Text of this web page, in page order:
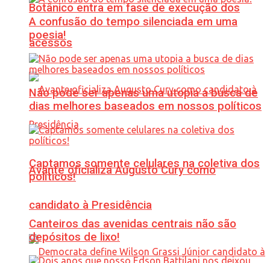
Botânico entra em fase de execução dos
acessos
Avante oficializa Augusto Cury como
candidato à Presidência
A confusão do tempo silenciada em uma
poesia!
Não pode ser apenas uma utopia a busca de
dias melhores baseados em nossos políticos
Captamos somente celulares na coletiva dos
políticos!
Canteiros das avenidas centrais não são
depósitos de lixo!